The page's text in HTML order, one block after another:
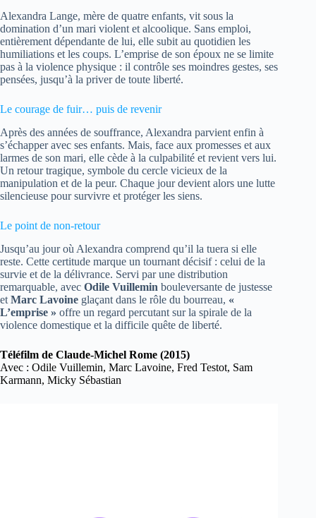
Alexandra Lange, mère de quatre enfants, vit sous la
domination d’un mari violent et alcoolique. Sans emploi,
entièrement dépendante de lui, elle subit au quotidien les
humiliations et les coups. L’emprise de son époux ne se limite
pas à la violence physique : il contrôle ses moindres gestes, ses
pensées, jusqu’à la priver de toute liberté.
Le courage de fuir… puis de revenir
Après des années de souffrance, Alexandra parvient enfin à
s’échapper avec ses enfants. Mais, face aux promesses et aux
larmes de son mari, elle cède à la culpabilité et revient vers lui.
Un retour tragique, symbole du cercle vicieux de la
manipulation et de la peur. Chaque jour devient alors une lutte
silencieuse pour survivre et protéger les siens.
Le point de non-retour
Jusqu’au jour où Alexandra comprend qu’il la tuera si elle
reste. Cette certitude marque un tournant décisif : celui de la
survie et de la délivrance. Servi par une distribution
remarquable, avec Odile Vuillemin bouleversante de justesse
et Marc Lavoine glaçant dans le rôle du bourreau, «
L’emprise » offre un regard percutant sur la spirale de la
violence domestique et la difficile quête de liberté.
Téléfilm de Claude-Michel Rome (2015)
Avec : Odile Vuillemin, Marc Lavoine, Fred Testot, Sam
Karmann, Micky Sébastian